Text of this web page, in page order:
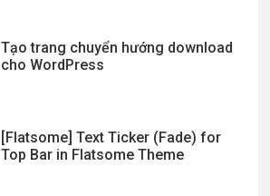
Tạo trang chuyển hướng download
cho WordPress
[Flatsome] Text Ticker (Fade) for
Top Bar in Flatsome Theme